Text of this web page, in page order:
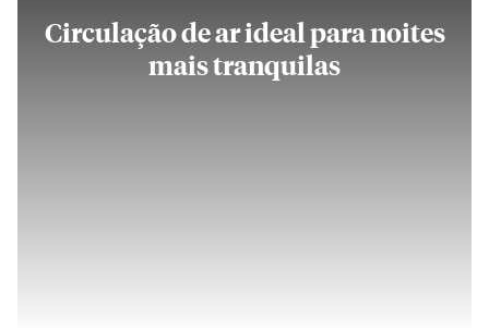
Circulação de ar ideal para noites
mais tranquilas